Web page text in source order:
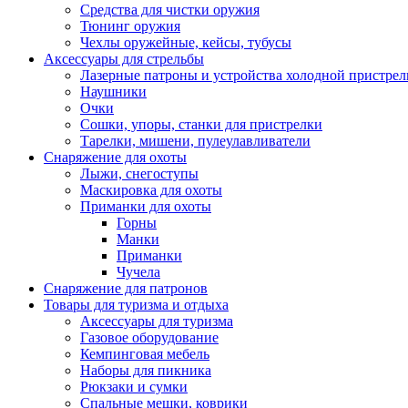
Средства для чистки оружия
Тюнинг оружия
Чехлы оружейные, кейсы, тубусы
Аксессуары для стрельбы
Лазерные патроны и устройства холодной
Наушники
Очки
Сошки, упоры, станки для пристрелки
Тарелки, мишени, пулеулавливатели
Снаряжение для охоты
Лыжи, снегоступы
Маскировка для охоты
Приманки для охоты
Горны
Манки
Приманки
Чучела
Снаряжение для патронов
Товары для туризма и отдыха
Аксессуары для туризма
Газовое оборудование
Кемпинговая мебель
Наборы для пикника
Рюкзаки и сумки
Спальные мешки, коврики